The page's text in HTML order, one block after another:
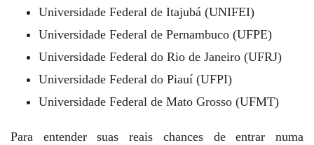
Universidade Federal de Itajubá (UNIFEI)
Universidade Federal de Pernambuco (UFPE)
Universidade Federal do Rio de Janeiro (UFRJ)
Universidade Federal do Piauí (UFPI)
Universidade Federal de Mato Grosso (UFMT)
Para entender suas reais chances de entrar numa